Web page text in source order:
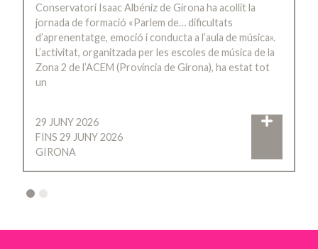
Conservatori Isaac Albéniz de Girona ha acollit la
jornada de formació «Parlem de… dificultats
d’aprenentatge, emoció i conducta a l’aula de música».
L’activitat, organitzada per les escoles de música de la
Zona 2 de l’ACEM (Província de Girona), ha estat tot
un
29 JUNY 2026
FINS 29 JUNY 2026
GIRONA